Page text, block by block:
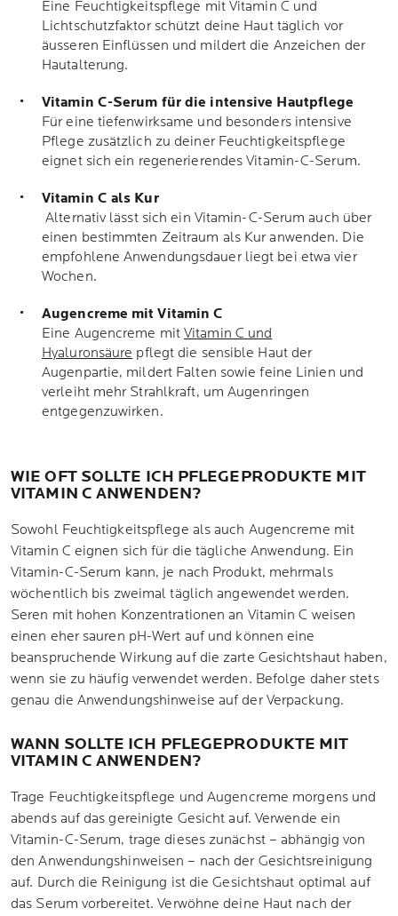
Eine Feuchtigkeitspflege mit Vitamin C und
Lichtschutzfaktor schützt deine Haut täglich vor
äusseren Einflüssen und mildert die Anzeichen der
Hautalterung.
Vitamin C-Serum für die intensive Hautpflege
Für eine tiefenwirksame und besonders intensive
Pflege zusätzlich zu deiner Feuchtigkeitspflege
eignet sich ein regenerierendes Vitamin-C-Serum.
Vitamin C als Kur
Alternativ lässt sich ein Vitamin-C-Serum auch über
einen bestimmten Zeitraum als Kur anwenden. Die
empfohlene Anwendungsdauer liegt bei etwa vier
Wochen.
Augencreme mit Vitamin C
Eine Augencreme mitVitamin C und
Hyaluronsäure pflegt die sensible Haut der
Augenpartie, mildert Falten sowie feine Linien und
verleiht mehr Strahlkraft, um Augenringen
entgegenzuwirken.
WIE OFT SOLLTE ICH PFLEGEPRODUKTE MIT
VITAMIN C ANWENDEN?
Sowohl Feuchtigkeitspflege als auch Augencreme mit
Vitamin C eignen sich für die tägliche Anwendung. Ein
Vitamin-C-Serum kann, je nach Produkt, mehrmals
wöchentlich bis zweimal täglich angewendet werden.
Seren mit hohen Konzentrationen an Vitamin C weisen
einen eher sauren pH-Wert auf und können eine
beanspruchende Wirkung auf die zarte Gesichtshaut haben,
wenn sie zu häufig verwendet werden. Befolge daher stets
genau die Anwendungshinweise auf der Verpackung.
WANN SOLLTE ICH PFLEGEPRODUKTE MIT
VITAMIN C ANWENDEN?
Trage Feuchtigkeitspflege und Augencreme morgens und
abends auf das gereinigte Gesicht auf. Verwende ein
Vitamin-C-Serum, trage dieses zunächst – abhängig von
den Anwendungshinweisen – nach der Gesichtsreinigung
auf. Durch die Reinigung ist die Gesichtshaut optimal auf
das Serum vorbereitet. Verwöhne deine Haut nach der